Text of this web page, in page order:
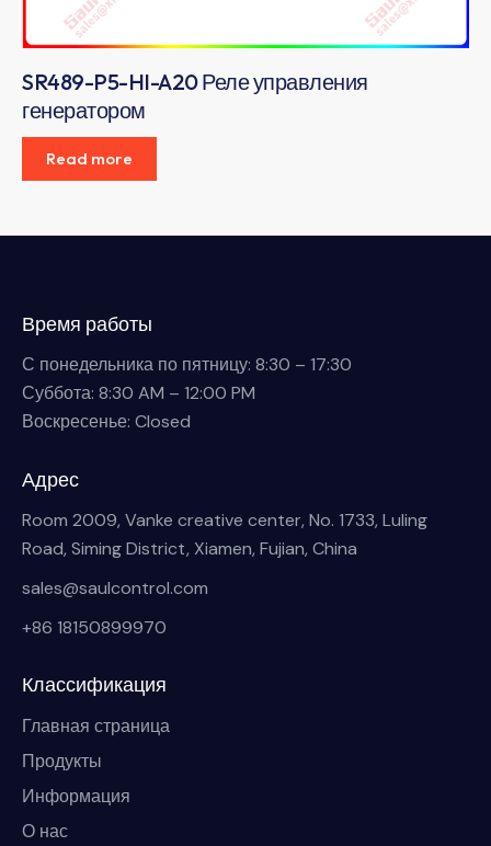
SR489-P5-HI-A20 Реле управления
генератором
Read more
Время работы
С понедельника по пятницу: 8:30 – 17:30
Суббота: 8:30 AM – 12:00 PM
Воскресенье: Closed
Адрес
Room 2009, Vanke creative center, No. 1733, Luling
Road, Siming District, Xiamen, Fujian, China
sales@saulcontrol.com
+86 18150899970
Классификация
Главная страница
Продукты
Информация
О нас